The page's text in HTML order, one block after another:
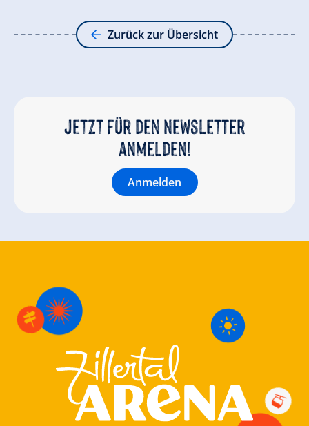
Zurück zur Übersicht
Jetzt für den newsletter
anmelden!
Anmelden